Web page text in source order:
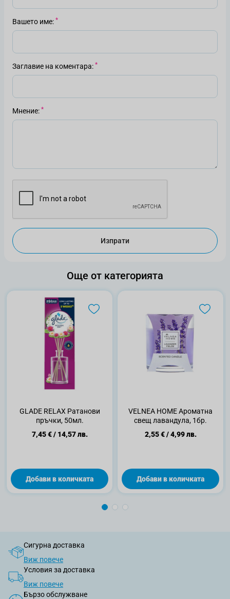
Вашето име
Заглавие на коментара
Мнение
Изпрати
Още от категорията
GLADE RELAX Ратанови
пръчки, 50мл.
7,45 €/ 14,57 лв.
Добави в количката
VELNEA HOME Ароматна
свещ лавандула, 1бр.
2,55 €/4,99 лв.
Добави в количката
Сигурна доставка
Виж повече
Условия за доставка
Виж повече
Бързо обслужване